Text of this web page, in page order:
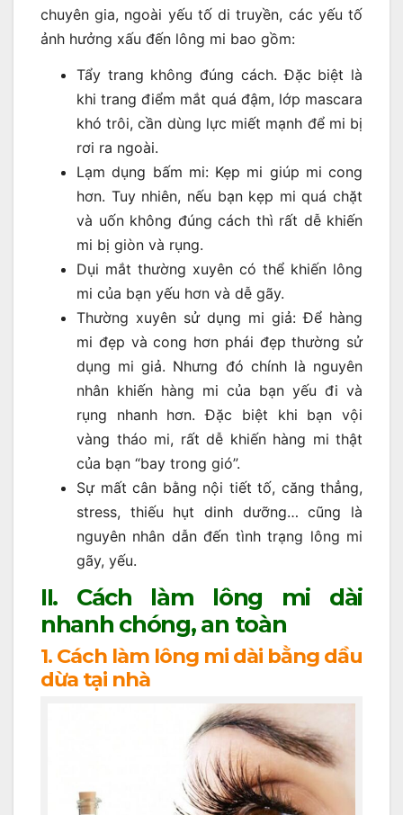
chuyên gia, ngoài yếu tố di truyền, các yếu tố
ảnh hưởng xấu đến lông mi bao gồm:
Tẩy trang không đúng cách. Đặc biệt là
khi trang điểm mắt quá đậm, lớp mascara
khó trôi, cần dùng lực miết mạnh để mi bị
rơi ra ngoài.
Lạm dụng bấm mi: Kẹp mi giúp mi cong
hơn. Tuy nhiên, nếu bạn kẹp mi quá chặt
và uốn không đúng cách thì rất dễ khiến
mi bị giòn và rụng.
Dụi mắt thường xuyên có thể khiến lông
mi của bạn yếu hơn và dễ gãy.
Thường xuyên sử dụng mi giả: Để hàng
mi đẹp và cong hơn phái đẹp thường sử
dụng mi giả. Nhưng đó chính là nguyên
nhân khiến hàng mi của bạn yếu đi và
rụng nhanh hơn. Đặc biệt khi bạn vội
vàng tháo mi, rất dễ khiến hàng mi thật
của bạn “bay trong gió”.
Sự mất cân bằng nội tiết tố, căng thẳng,
stress, thiếu hụt dinh dưỡng… cũng là
nguyên nhân dẫn đến tình trạng lông mi
gãy, yếu.
II. Cách làm lông mi dài
nhanh chóng, an toàn
1. Cách làm lông mi dài bằng dầu
dừa tại nhà